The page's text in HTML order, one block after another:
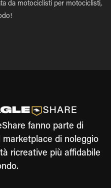
da motociclisti per motociclisti,
fanno parte di
marketplace di noleggio
ricreative più affidabile